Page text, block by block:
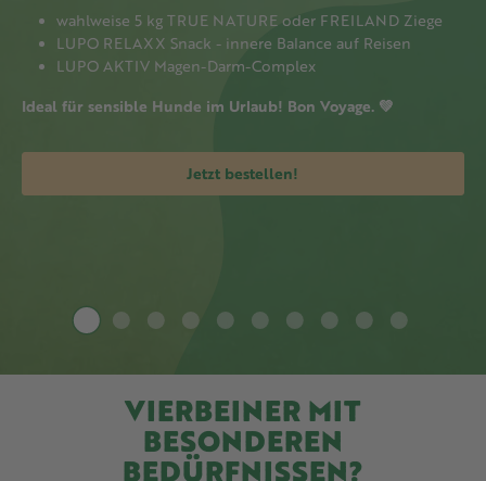
wahlweise 5 kg TRUE NATURE oder FREILAND Ziege
LUPO RELAXX Snack - innere Balance auf Reisen
LUPO AKTIV Magen-Darm-Complex
Ideal für sensible Hunde im Urlaub! Bon Voyage. 💚
Jetzt bestellen!
VIERBEINER MIT
BESONDEREN
BEDÜRFNISSEN?